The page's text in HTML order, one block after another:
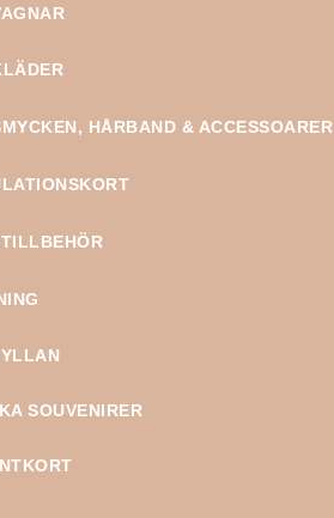
HÅRBAND & ACCESSOARER
SOUVENIRER